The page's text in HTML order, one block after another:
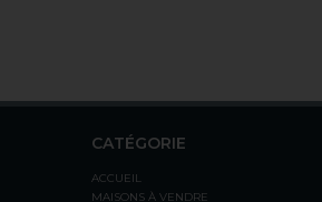
CATÉGORIE
ACCUEIL
MAISONS À VENDRE